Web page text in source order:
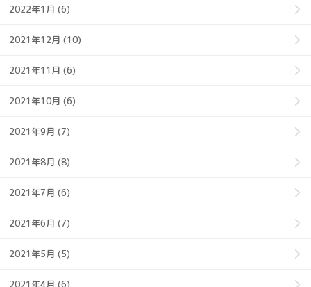
2022年1月 (6)
2021年12月 (10)
2021年11月 (6)
2021年10月 (6)
2021年9月 (7)
2021年8月 (8)
2021年7月 (6)
2021年6月 (7)
2021年5月 (5)
2021年4月 (6)